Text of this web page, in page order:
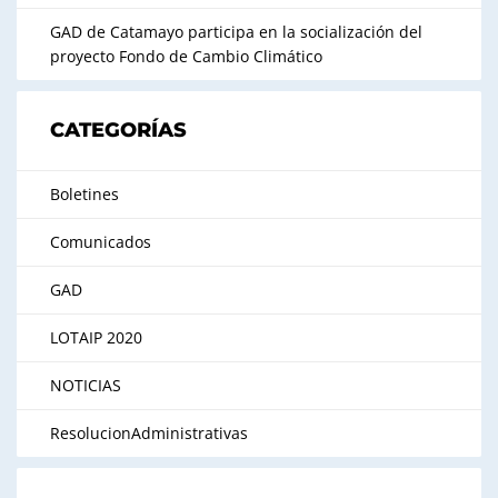
GAD de Catamayo participa en la socialización del
proyecto Fondo de Cambio Climático
CATEGORÍAS
Boletines
Comunicados
GAD
LOTAIP 2020
NOTICIAS
ResolucionAdministrativas